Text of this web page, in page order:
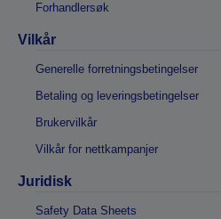
Forhandlersøk
Vilkår
Generelle forretningsbetingelser
Betaling og leveringsbetingelser
Brukervilkår
Vilkår for nettkampanjer
Juridisk
Safety Data Sheets